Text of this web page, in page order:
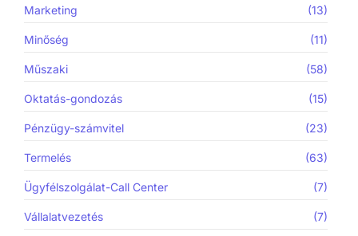
Marketing (13)
Minőség (11)
Műszaki (58)
Oktatás-gondozás (15)
Pénzügy-számvitel (23)
Termelés (63)
Ügyfélszolgálat-Call Center (7)
Vállalatvezetés (7)